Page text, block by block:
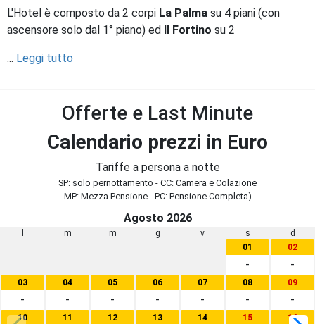
L'Hotel è composto da 2 corpi La Palma su 4 piani (con
ascensore solo dal 1° piano) ed
Il Fortino su 2
... Leggi tutto
Offerte e Last Minute
Calendario prezzi in Euro
Tariffe a persona a notte
SP: solo pernottamento - CC: Camera e Colazione
MP: Mezza Pensione - PC: Pensione Completa)
Agosto 2026
m m g v s
d
01
-
02
-
03
-
04
-
05
-
06
-
07
-
08
-
09
-
10 11 12 13 14 15 16